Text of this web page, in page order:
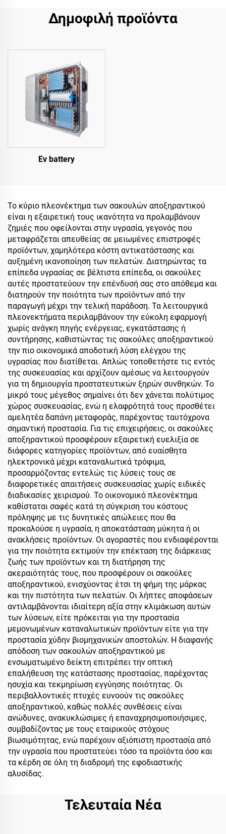
Δημοφιλή προϊόντα
Ev battery
Το κύριο πλεονέκτημα των σακουλών αποξηραντικού
είναι η εξαιρετική τους ικανότητα να προλαμβάνουν
ζημιές που οφείλονται στην υγρασία, γεγονός που
μεταφράζεται απευθείας σε μειωμένες επιστροφές
προϊόντων, χαμηλότερα κόστη αντικατάστασης και
αυξημένη ικανοποίηση των πελατών. Διατηρώντας τα
επίπεδα υγρασίας σε βέλτιστα επίπεδα, οι σακούλες
αυτές προστατεύουν την επένδυσή σας στο απόθεμα και
διατηρούν την ποιότητα των προϊόντων από την
παραγωγή μέχρι την τελική παράδοση. Τα λειτουργικά
πλεονεκτήματα περιλαμβάνουν την εύκολη εφαρμογή
χωρίς ανάγκη πηγής ενέργειας, εγκατάστασης ή
συντήρησης, καθιστώντας τις σακούλες αποξηραντικού
την πιο οικονομικά αποδοτική λύση ελέγχου της
υγρασίας που διατίθεται. Απλώς τοποθετήστε τις εντός
της συσκευασίας και αρχίζουν αμέσως να λειτουργούν
για τη δημιουργία προστατευτικών ξηρών συνθηκών. Το
μικρό τους μέγεθος σημαίνει ότι δεν χάνεται πολύτιμος
χώρος συσκευασίας, ενώ η ελαφρότητά τους προσθέτει
αμελητέα δαπάνη μεταφοράς, παρέχοντας ταυτόχρονα
σημαντική προστασία. Για τις επιχειρήσεις, οι σακούλες
αποξηραντικού προσφέρουν εξαιρετική ευελιξία σε
διάφορες κατηγορίες προϊόντων, από ευαίσθητα
ηλεκτρονικά μέχρι καταναλωτικά τρόφιμα,
προσαρμόζοντας εντελώς τις λύσεις τους σε
διαφορετικές απαιτήσεις συσκευασίας χωρίς ειδικές
διαδικασίες χειρισμού. Το οικονομικό πλεονέκτημα
καθίσταται σαφές κατά τη σύγκριση του κόστους
πρόληψης με τις δυνητικές απώλειες που θα
προκαλούσε η υγρασία, η αποκατάσταση μύκητα ή οι
ανακλήσεις προϊόντων. Οι αγοραστές που ενδιαφέρονται
για την ποιότητα εκτιμούν την επέκταση της διάρκειας
ζωής των προϊόντων και τη διατήρηση της
ακεραιότητάς τους, που προσφέρουν οι σακούλες
αποξηραντικού, ενισχύοντας έτσι τη φήμη της μάρκας
και την πιστότητα των πελατών. Οι λήπτες αποφάσεων
αντιλαμβάνονται ιδιαίτερη αξία στην κλιμάκωση αυτών
των λύσεων, είτε πρόκειται για την προστασία
μεμονωμένων καταναλωτικών προϊόντων είτε για την
προστασία χύδην βιομηχανικών αποστολών. Η διαφανής
απόδοση των σακουλών αποξηραντικού με
ενσωματωμένο δείκτη επιτρέπει την οπτική
επαλήθευση της κατάστασης προστασίας, παρέχοντας
ησυχία και τεκμηρίωση εγγύησης ποιότητας. Οι
περιβαλλοντικές πτυχές ευνοούν τις σακούλες
αποξηραντικού, καθώς πολλές συνθέσεις είναι
ανώδυνες, ανακυκλώσιμες ή επαναχρησιμοποιήσιμες,
συμβαδίζοντας με τους εταιρικούς στόχους
βιωσιμότητας, ενώ παρέχουν αξιόπιστη προστασία από
την υγρασία που προστατεύει τόσο τα προϊόντα όσο και
τα κέρδη σε όλη τη διαδρομή της εφοδιαστικής
αλυσίδας.
Τελευταία Νέα